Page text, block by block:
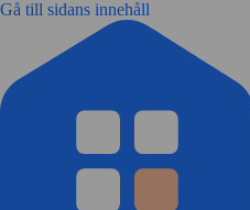
Gå till sidans innehåll